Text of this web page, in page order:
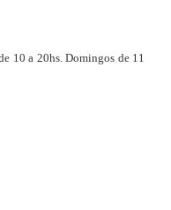
10 a 20hs. Domingos de 11